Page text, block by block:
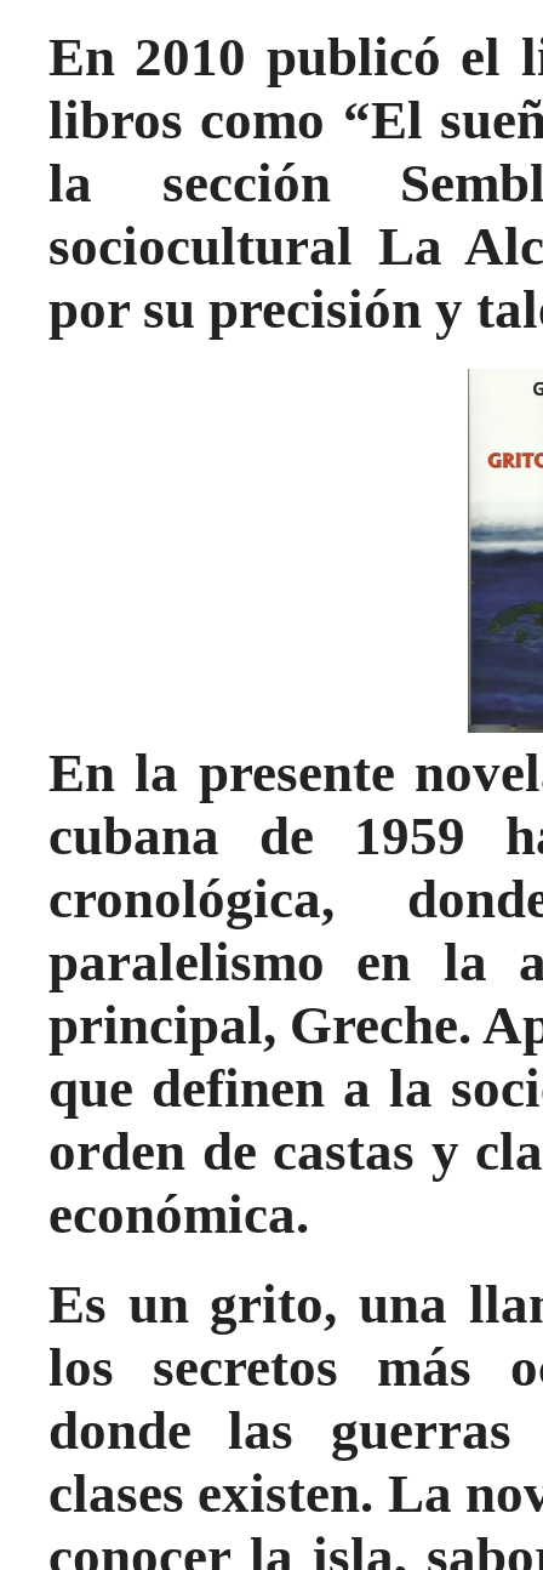
En 2010 publicó el
libros como “El
la sección
sociocultural La
por su precisión y
En la presente
cubana de 1959
cronológica,
paralelismo en la
principal, Greche.
que definen a la
orden de castas y
económica.
Es un grito, una
los secretos más
donde las
clases existen. La
conocer la isla,